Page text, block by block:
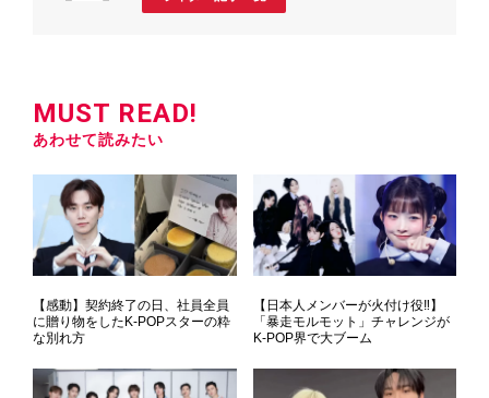
MUST READ!
あわせて読みたい
【感動】契約終了の日、社員全員
に贈り物をしたK-POPスターの粋
な別れ方
【日本人メンバーが火付け役‼】
「暴走モルモット」チャレンジが
K-POP界で大ブーム